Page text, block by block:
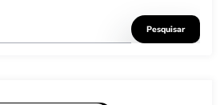
Pesquisar